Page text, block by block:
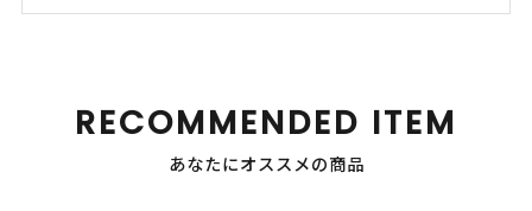
RECOMMENDED ITEM
あなたにオススメの商品